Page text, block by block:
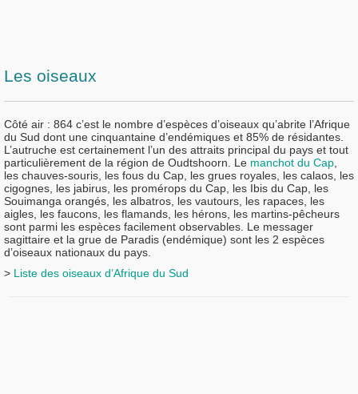
Les oiseaux
Côté air : 864 c’est le nombre d’espèces d’oiseaux qu’abrite l’Afrique
du Sud dont une cinquantaine d’endémiques et 85% de résidantes.
L’autruche est certainement l’un des attraits principal du pays et tout
particulièrement de la région de Oudtshoorn. Le manchot du Cap,
les chauves-souris, les fous du Cap, les grues royales, les calaos, les
cigognes, les jabirus, les promérops du Cap, les Ibis du Cap, les
Souimanga orangés, les albatros, les vautours, les rapaces, les
aigles, les faucons, les flamands, les hérons, les martins-pêcheurs
sont parmi les espèces facilement observables. Le messager
sagittaire et la grue de Paradis (endémique) sont les 2 espèces
d’oiseaux nationaux du pays.
> Liste des oiseaux d’Afrique du Sud